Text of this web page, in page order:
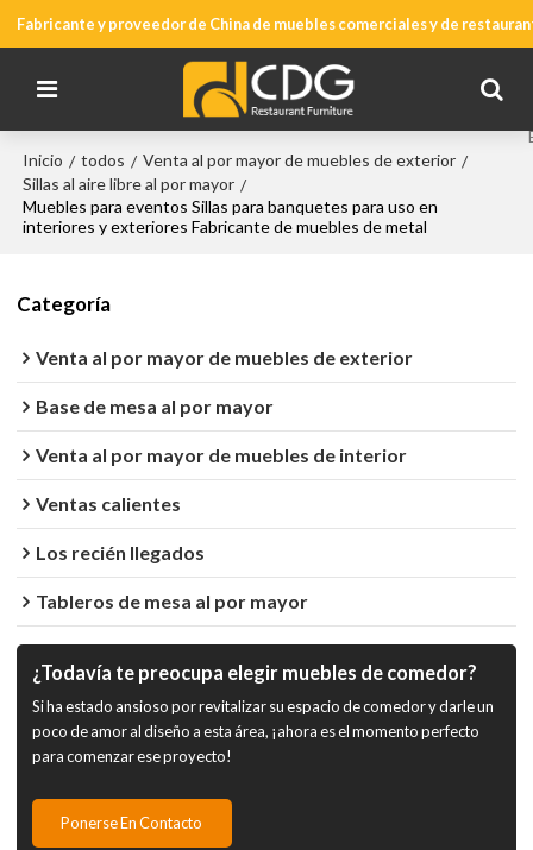
Fabricante y proveedor de China de muebles comerciales y de
Inicio / todos / Venta al por mayor de muebles de exterior /
Sillas al aire libre al por mayor /
Muebles para eventos Sillas para banquetes para uso en
interiores y exteriores Fabricante de muebles de metal
Categoría
Venta al por mayor de muebles de exterior
Base de mesa al por mayor
Venta al por mayor de muebles de interior
Ventas calientes
Los recién llegados
Tableros de mesa al por mayor
¿Todavía te preocupa elegir muebles de comedor?
Si ha estado ansioso por revitalizar su espacio de comedor y darle un
poco de amor al diseño a esta área, ¡ahora es el momento perfecto
para comenzar ese proyecto!
Ponerse En Contacto